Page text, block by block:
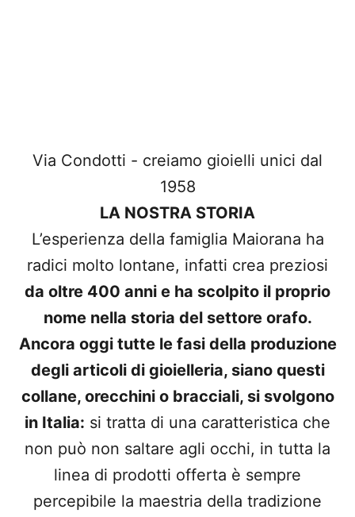
Via Condotti - creiamo gioielli unici dal
1958
LA NOSTRA STORIA
L’esperienza della famiglia Maiorana ha
radici molto lontane, infatti crea preziosi
da oltre 400 anni e ha scolpito il proprio
nome nella storia del settore orafo.
Ancora oggi tutte le fasi della produzione
degli articoli di gioielleria, siano questi
collane, orecchini o bracciali, si svolgono
in Italia: si tratta di una caratteristica che
non può non saltare agli occhi, in tutta la
linea di prodotti offerta è sempre
percepibile la maestria della tradizione